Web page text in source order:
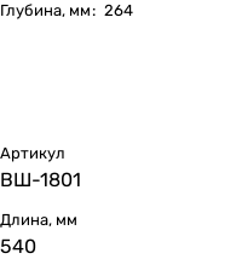
Глубина, мм: 264
Артикул
ВШ-1801
Длина, мм
540